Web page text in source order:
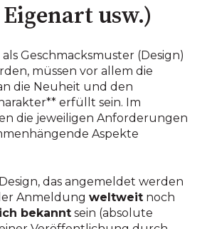
usw.)
Geschmacksmuster (Design)
müssen vor allem die
die Neuheit und den
erfüllt sein. Im
die jeweiligen Anforderungen
Aspekte
Design, das angemeldet werden
Anmeldungweltweit noch
bekannt sein (absolute